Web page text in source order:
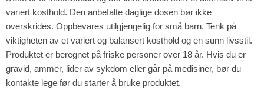
variert kosthold. Den anbefalte daglige dosen bør ikke
overskrides. Oppbevares utilgjengelig for små barn. Tenk på
viktigheten av et variert og balansert kosthold og en sunn livsstil.
Produktet er beregnet på friske personer over 18 år. Hvis du er
gravid, ammer, lider av sykdom eller går på medisiner, bør du
kontakte lege før du starter å bruke produktet.